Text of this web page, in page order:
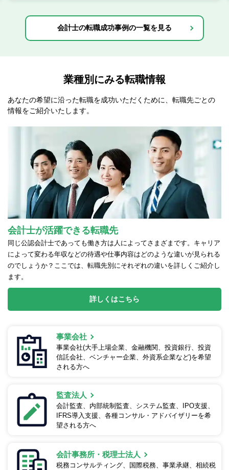
会計士の転職成功事例の一覧を見る
業種別にみる転職情報
あなたの希望に沿った転職を成功いただくために、 転職先ごとの
情報をご紹介いたします。
会計士が活躍できる転職先
同じ公認会計士であっても働き方は人によってさまざまです。キャリア
によって変わる年収などの待遇や仕事内容はどのような違いが見られる
のでしょうか？ここでは、転職先別にそれぞれの違いを詳しくご紹介し
ます。
詳しくはこちら
事業会社
事業会社(大手上場企業、金融機関、投資銀行、投資
信託会社、ベンチャー企業、外資系企業など)を希望
される方へ
監査法人
会計監査、内部統制監査、システム監査、IPO支援、
IFRS導入支援、各種コンサル・アドバイザリーを希
望される方へ
会計事務所・税理士法人
税務コンサルティング、国際税務、事業承継、相続税